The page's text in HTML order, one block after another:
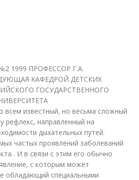
1999 ПРОФЕССОР Г.А.
КАФЕДРОЙ ДЕТСКИХ
ГОСУДАРСТВЕННОГО
всем известный, но весьма сложный
рефлекс, направленный на
дыхательных путей.
частых проявлений заболеваний
. И в связи с этим его обычно
с которым может
обладающий специальными